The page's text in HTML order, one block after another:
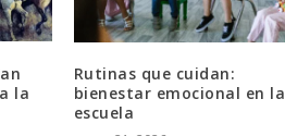
la
Rutinas que cuidan:
bienestar emocional en la
escuela